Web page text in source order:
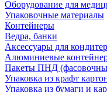
Оборудование для
Упаковочные материалы
Контейнеры
Ведра, банки
Аксессуары для
Алюминиевые
Пакеты ПНД
Упаковка из крафт
Упаковка из бумаги и